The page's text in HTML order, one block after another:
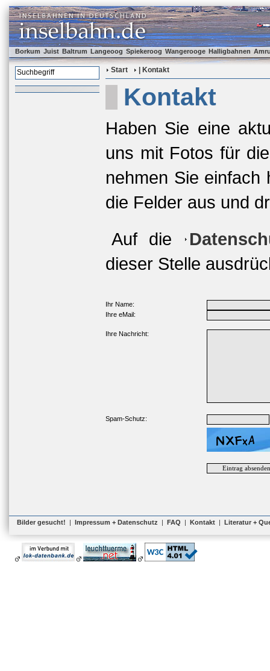
Borkum Juist Baltrum Langeoog Spiekeroog Wangerooge Halligbahnen
Start | Kontakt
Kontakt
Haben Sie eine
uns mit Fotos für
nehmen Sie einfach
die Felder aus und
Auf die
dieser Stelle
Ihr Name:
Ihre eMail:
Ihre Nachricht:
Spam-Schutz:
Bilder gesucht! | Impressum + Datenschutz | FAQ | Kontakt | Literatur +